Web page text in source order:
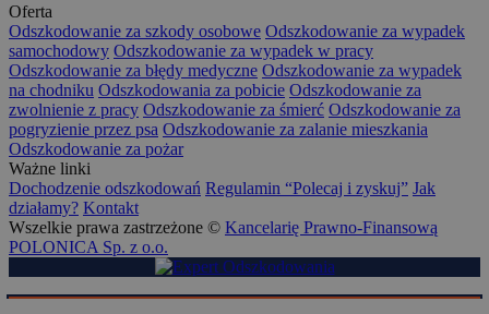
Oferta
Odszkodowanie za szkody osobowe Odszkodowanie za wypadek
samochodowy Odszkodowanie za wypadek w pracy
Odszkodowanie za błędy medyczne Odszkodowanie za wypadek
na chodniku Odszkodowania za pobicie Odszkodowanie za
zwolnienie z pracy Odszkodowanie za śmierć Odszkodowanie za
pogryzienie przez psa Odszkodowanie za zalanie mieszkania
Odszkodowanie za pożar
Ważne linki
Dochodzenie odszkodowań Regulamin “Polecaj i zyskuj” Jak
działamy? Kontakt
Wszelkie prawa zastrzeżone © Kancelarię Prawno-Finansową
POLONICA Sp. z o.o.